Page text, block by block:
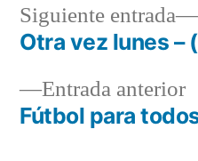
Navegación
de
entradas
Entrada anterior
Fútbol para
Siguiente entrada
Otra vez lunes –